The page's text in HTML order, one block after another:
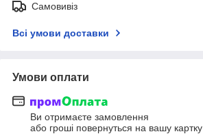
Самовивіз
Всі умови доставки
Умови оплати
Ви отримаєте замовлення
або гроші повернуться на вашу картку